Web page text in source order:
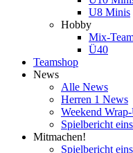
U8 Minis
Hobby
Mix-
Ü40
Teamshop
News
Alle News
Herren 1 News
Weekend
Spielbericht
Mitmachen!
Spielbericht